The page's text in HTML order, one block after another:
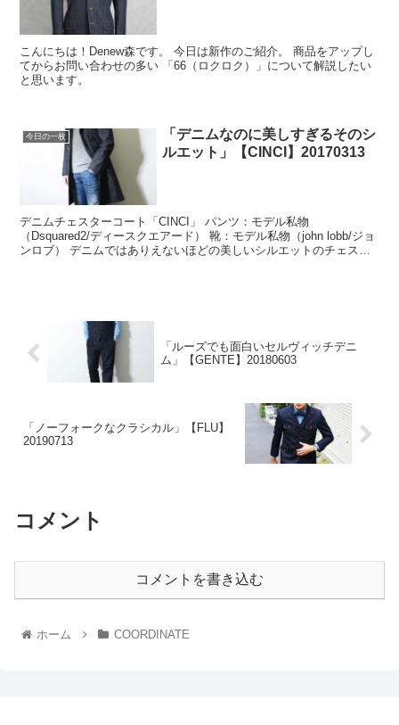
こんにちは！Denew森です。 今日は新作のご紹介。 商品をアップし
てからお問い合わせの多い 「66（ロクロク）」について解説したい
と思います。
今日の一枚
「デニムなのに美しすぎるそのシ
ルエット」【CINCI】20170313
デニムチェスターコート「CINCI」 パンツ：モデル私物
（Dsquared2/ディースクエアード） 靴：モデル私物（john lobb/ジョ
ンロブ） デニムではありえないほどの美しいシルエットのチェスタ
「ルーズでも面白いセルヴィッチデニ
ム」【GENTE】20180603
「ノーフォークなクラシカル」【FLU】
20190713
コメント
コメントを書き込む
ホーム COORDINATE